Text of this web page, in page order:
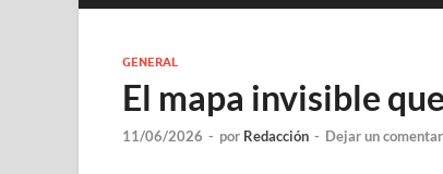
GENERAL
El mapa invisible
11/06/2026 - por Redacción - Dejar un